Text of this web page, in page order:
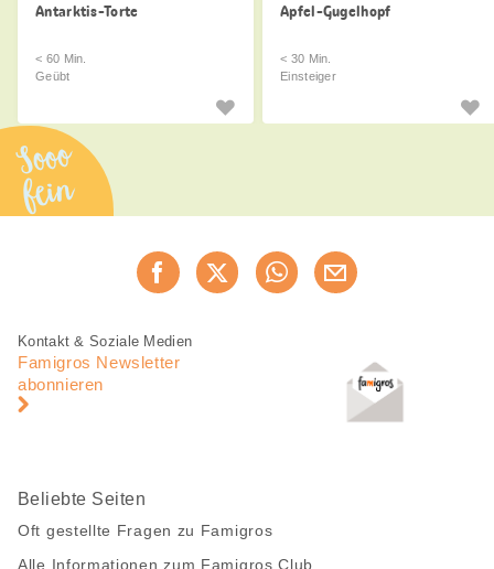
Antarktis-Torte
< 60 Min.
Geübt
Apfel-Gugelhopf
< 30 Min.
Einsteiger
Sooo
fein
Jetzt weiterempfehlen
Fusszeile
Fusszeile
Navigation
Kontakt & Soziale Medien
Famigros Newsletter
abonnieren
Beliebte Seiten
Oft gestellte Fragen zu Famigros
Alle Informationen zum Famigros Club